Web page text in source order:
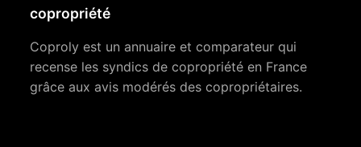
copropriété
Coproly est un annuaire et comparateur qui
recense les syndics de copropriété en France
grâce aux avis modérés des copropriétaires.